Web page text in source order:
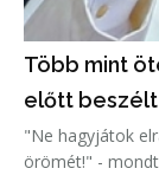
Több mint
előtt
"Ne hagyjátok
örömét!" -